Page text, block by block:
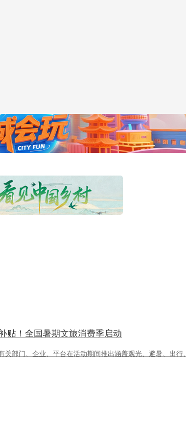
贴！全国暑期文旅消费季启动
关部门、企业、平台在活动期间推出涵盖观光、避暑、出行